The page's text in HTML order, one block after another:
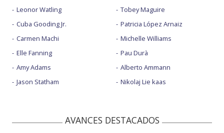
Leonor Watling
Cuba Gooding Jr.
Carmen Machi
Elle Fanning
Amy Adams
Jason Statham
Tobey Maguire
Patricia López Arnaiz
Michelle Williams
Pau Durà
Alberto Ammann
Nikolaj Lie kaas
AVANCES DESTACADOS